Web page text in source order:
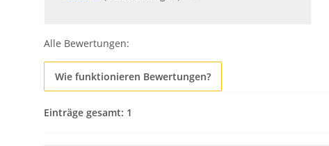
Alle Bewertungen:
Wie funktionieren Bewertungen?
Einträge gesamt: 1